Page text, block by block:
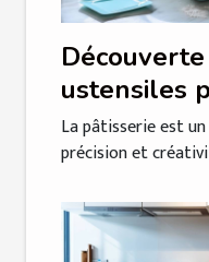
ustensiles
pâtisserie
La pâtisserie est
précision et